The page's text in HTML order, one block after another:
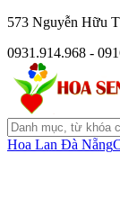
573 Nguyễn Hữu
0931.914.968 -
Hoa Lan Đà Nẵng